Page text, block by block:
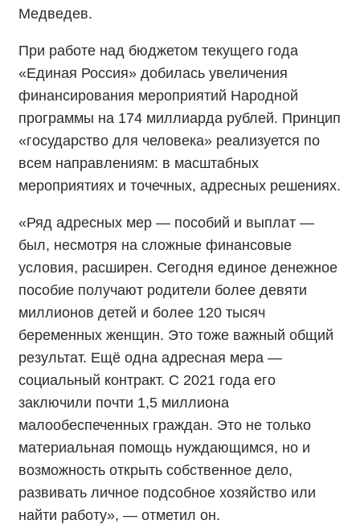
Медведев.
При работе над бюджетом текущего года
«Единая Россия» добилась увеличения
финансирования мероприятий Народной
программы на 174 миллиарда рублей. Принцип
«государство для человека» реализуется по
всем направлениям: в масштабных
мероприятиях и точечных, адресных решениях.
«Ряд адресных мер — пособий и выплат —
был, несмотря на сложные финансовые
условия, расширен. Сегодня единое денежное
пособие получают родители более девяти
миллионов детей и более 120 тысяч
беременных женщин. Это тоже важный общий
результат. Ещё одна адресная мера —
социальный контракт. С 2021 года его
заключили почти 1,5 миллиона
малообеспеченных граждан. Это не только
материальная помощь нуждающимся, но и
возможность открыть собственное дело,
развивать личное подсобное хозяйство или
найти работу», — отметил он.